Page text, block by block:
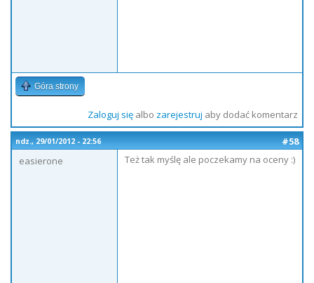
Góra strony
Zaloguj sięalbo zarejestruj aby dodać komentarz
ndz., 29/01/2012 - 22:56
#58
easierone
Też tak myślę ale poczekamy na oceny :)